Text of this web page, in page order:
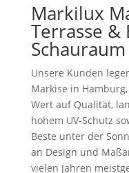
Markilux
Terrasse
Schauraum
Unsere Kunden
Markise in
Wert auf Qualität,
hohem UV-Schutz
Beste unter der
an Design und
vielen Jahren